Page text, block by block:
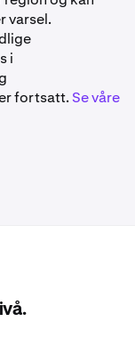
varsel.
i
fortsatt. Se våre